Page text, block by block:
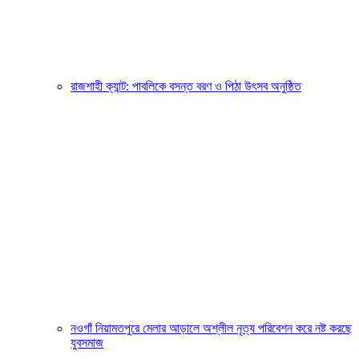
রাজশাহী ক্যান্ট: পাবলিকে বসন্ত বরণ ও পিঠা উৎসব অনুষ্ঠিত
নওগাঁ নিয়ামতপুরে মেলার আড়ালে অশ্লীল নৃত্য পরিবেশন করে নষ্ট করছে
যুবসমাজ